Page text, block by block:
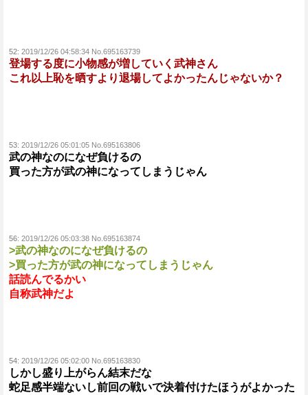
52: 2019/12/26 04:58:34 No.695163739
登場する度に小物感が増していく武神さん
これ以上恥を晒すより退場してよかったんじゃないか？
53: 2019/12/26 05:01:05 No.695163806
武の神なのになぜ負けるの
買った方が武の神になってしまうじゃん
56: 2019/12/26 05:03:38 No.695163874
>武の神なのになぜ負けるの
>買った方が武の神になってしまうじゃん
話読んでるかい
自称武神だよ
54: 2019/12/26 05:02:00 No.695163830
しかし盛り上がらん結末だな
蛇足感半端ないし前回の戦いで決着付けたほうがよかった